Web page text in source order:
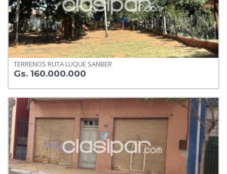
TERRENOS RUTA LUQUE SANBER
Gs. 160.000.000